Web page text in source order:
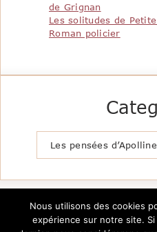
de Grignan
Les solitudes de
Roman policier
Nous utilisons des cookies
expérience sur notre site.